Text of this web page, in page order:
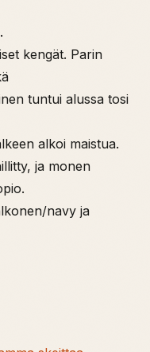
kengät. Parin
tuntui alussa tosi
alkoi maistua.
ja monen
navy ja